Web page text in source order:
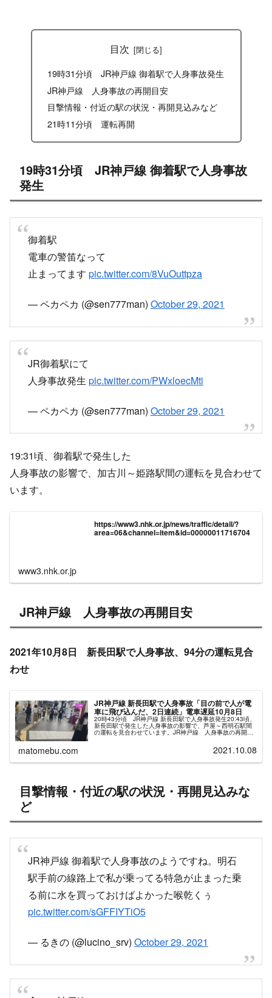
目次
19時31分頃 JR神戸線 御着駅で人身事故発生
JR神戸線 人身事故の再開目安
目撃情報・付近の駅の状況・再開見込みなど
21時11分頃 運転再開
19時31分頃 JR神戸線 御着駅で人身事故
発生
御着駅
電車の警笛なって
止まってます pic.twitter.com/8VuOuttpza
— ペカペカ (@sen777man) October 29, 2021
JR御着駅にて
人身事故発生 pic.twitter.com/PWxloecMti
— ペカペカ (@sen777man) October 29, 2021
19:31頃、御着駅で発生した
人身事故の影響で、加古川～姫路駅間の運転を見合わせて
います。
https://www3.nhk.or.jp/news/traffic/detail/?
area=06&channel=item&id=00000011716704
www3.nhk.or.jp
JR神戸線 人身事故の再開目安
2021年10月8日 新長田駅で人身事故、94分の運転見合
わせ
JR神戸線 新長田駅で人身事故「目の前で人が電
車に飛び込んだ、2日連続」電車遅延10月8日
20時43分頃 JR神戸線 新長田駅で人身事故発生20:43頃、
新長田駅で発生した人身事故の影響で、芦屋～西明石駅間
の運転を見合わせています。JR神戸線 人身事故の再開目
安2021年10月7日 住吉駅で人身事故、47分の運転見合わ
matomebu.com 2021.10.08
目撃情報・付近の駅の状況・再開見込みな
ど
JR神戸線 御着駅で人身事故のようですね。明石
駅手前の線路上で私が乗ってる特急が止まった乗
る前に水を買っておけばよかった喉乾くぅ
pic.twitter.com/sGFFIYTiO5
— るきの (@lucino_srv) October 29, 2021